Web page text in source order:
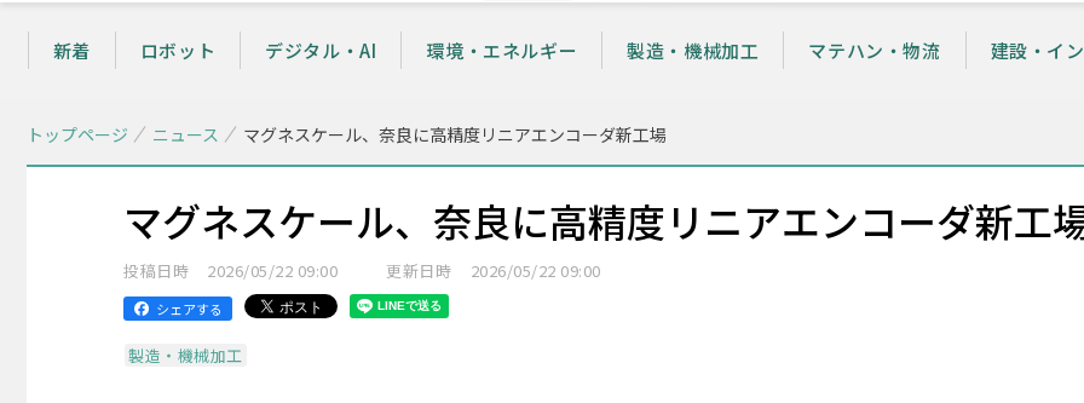
新着 ロボット デジタル・AI 環境・エネルギー 製造・機械加工 マテハン・物流 建設・イ
トップページ ニュース マグネスケール、奈良に高精度リニアエンコーダ新工場
マグネスケール、奈良に高精度リニアエンコーダ新工
投稿日時 2026/05/22 09:00 更新日時 2026/05/22 09:00
シェアする
製造・機械加工